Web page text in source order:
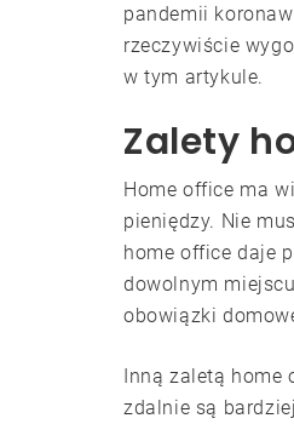
pandemii
rzeczywiście
w tym artykule.
Zalety
Home office ma
pieniędzy. Nie
home office daje
dowolnym
obowiązki
Inną zaletą home
zdalnie są